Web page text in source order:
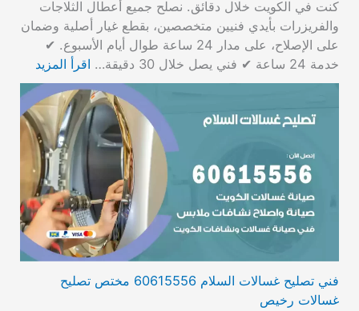
كنت في الكويت خلال دقائق. نصلح جميع أعطال الثلاجات
والفريزرات بأيدي فنيين متخصصين، بقطع غيار أصلية وضمان
على الإصلاح، على مدار 24 ساعة طوال أيام الأسبوع. ✔
خدمة 24 ساعة ✔ فني يصل خلال 30 دقيقة…
اقرأ المزيد
فني تصليح غسالات السلام 60615556 مختص تصليح
غسالات رخيص